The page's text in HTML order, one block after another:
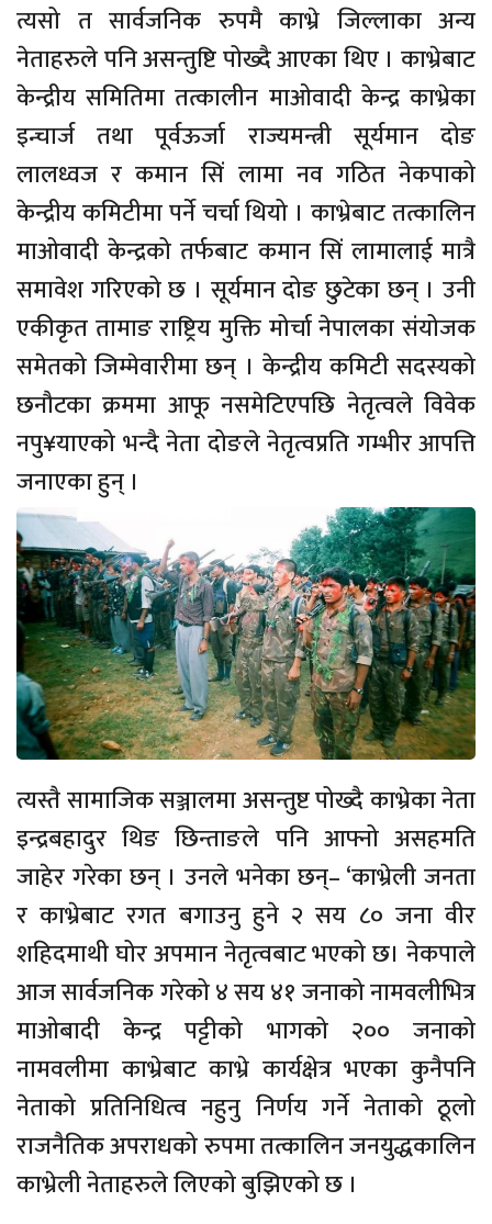
त्यसो त सार्वजनिक रुपमै काभ्रे जिल्लाका अन्य
नेताहरुले पनि असन्तुष्टि पोख्दै आएका थिए । काभ्रेबाट
केन्द्रीय समितिमा तत्कालीन माओवादी केन्द्र काभ्रेका
इन्चार्ज तथा पूर्वऊर्जा राज्यमन्त्री सूर्यमान दोङ
लालध्वज र कमान सिं लामा नव गठित नेकपाको
केन्द्रीय कमिटीमा पर्ने चर्चा थियो । काभ्रेबाट तत्कालिन
माओवादी केन्द्रको तर्फबाट कमान सिं लामालाई मात्रै
समावेश गरिएको छ । सूर्यमान दोङ छुटेका छन् । उनी
एकीकृत तामाङ राष्ट्रिय मुक्ति मोर्चा नेपालका संयोजक
समेतको जिम्मेवारीमा छन् । केन्द्रीय कमिटी सदस्यको
छनौटका क्रममा आफू नसमेटिएपछि नेतृत्वले विवेक
नपु¥याएको भन्दै नेता दोङले नेतृत्वप्रति गम्भीर आपत्ति
जनाएका हुन् ।
त्यस्तै सामाजिक सञ्जालमा असन्तुष्ट पोख्दै काभ्रेका नेता
इन्द्रबहादुर थिङ छिन्ताङले पनि आफ्नो असहमति
जाहेर गरेका छन् । उनले भनेका छन्– ‘काभ्रेली जनता
र काभ्रेबाट रगत बगाउनु हुने २ सय ८० जना वीर
शहिदमाथी घोर अपमान नेतृत्वबाट भएको छ। नेकपाले
आज सार्वजनिक गरेको ४ सय ४१ जनाको नामवलीभित्र
माओबादी केन्द्र पट्टीको भागको २०० जनाको
नामवलीमा काभ्रेबाट काभ्रे कार्यक्षेत्र भएका कुनैपनि
नेताको प्रतिनिधित्व नहुनु निर्णय गर्ने नेताको ठूलो
राजनैतिक अपराधको रुपमा तत्कालिन जनयुद्धकालिन
काभ्रेली नेताहरुले लिएको बुझिएको छ ।